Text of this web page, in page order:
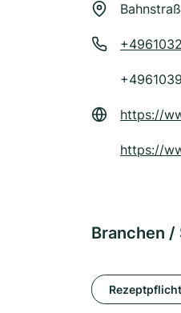
https://
https://
Branchen /